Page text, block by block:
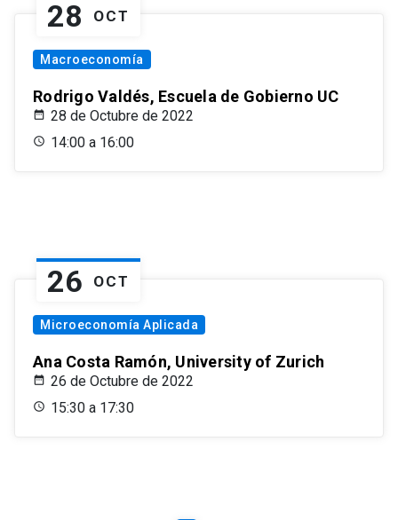
28 OCT
Macroeconomía
Rodrigo Valdés, Escuela de Gobierno UC
28 de Octubre de 2022
14:00 a 16:00
26 OCT
Microeconomía Aplicada
Ana Costa Ramón, University of Zurich
26 de Octubre de 2022
15:30 a 17:30